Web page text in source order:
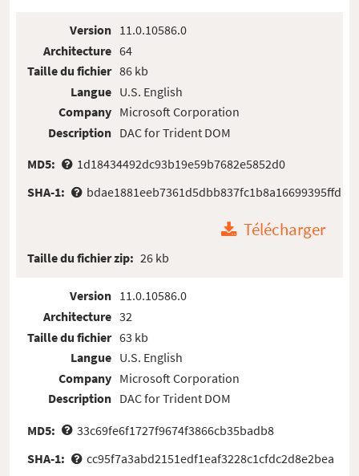
Version
Architecture
Taille du fichier
Langue
Company
Description
11.0.10586.0
64
86 kb
U.S. English
Microsoft Corporation
DAC for Trident DOM
MD5:
1d18434492dc93b19e59b7682e5852d0
SHA-1:
bdae1881eeb7361d5dbb837fc1b8a16699395ffd
Télécharger
Taille du fichier zip: 26 kb
Version
Architecture
Taille du fichier
Langue
Company
Description
11.0.10586.0
32
63 kb
U.S. English
Microsoft Corporation
DAC for Trident DOM
MD5:
33c69fe6f1727f9674f3866cb35badb8
SHA-1:
cc95f7a3abd2151edf1eaf3228c1cfdc2d8e2bea